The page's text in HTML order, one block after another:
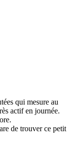
qui mesure au
actif en journée.
de trouver ce petit